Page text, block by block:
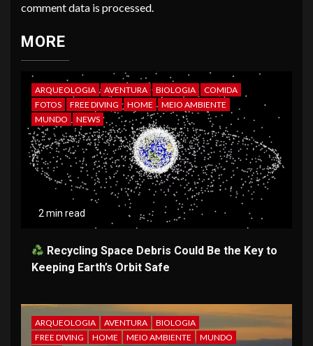
comment data is processed.
MORE
ARQUEOLOGIA AVENTURA BIOLOGIA
COMIDA
FOTOS
FREE DIVING HOME
MEIO AMBIENTE
MUNDO
NEWS
2 min read
Recycling Space Debris Could Be the Key to
Keeping Earth’s Orbit Safe
ARQUEOLOGIA AVENTURA
BIOLOGIA
FREE DIVING
HOME MEIO AMBIENTE
MUNDO